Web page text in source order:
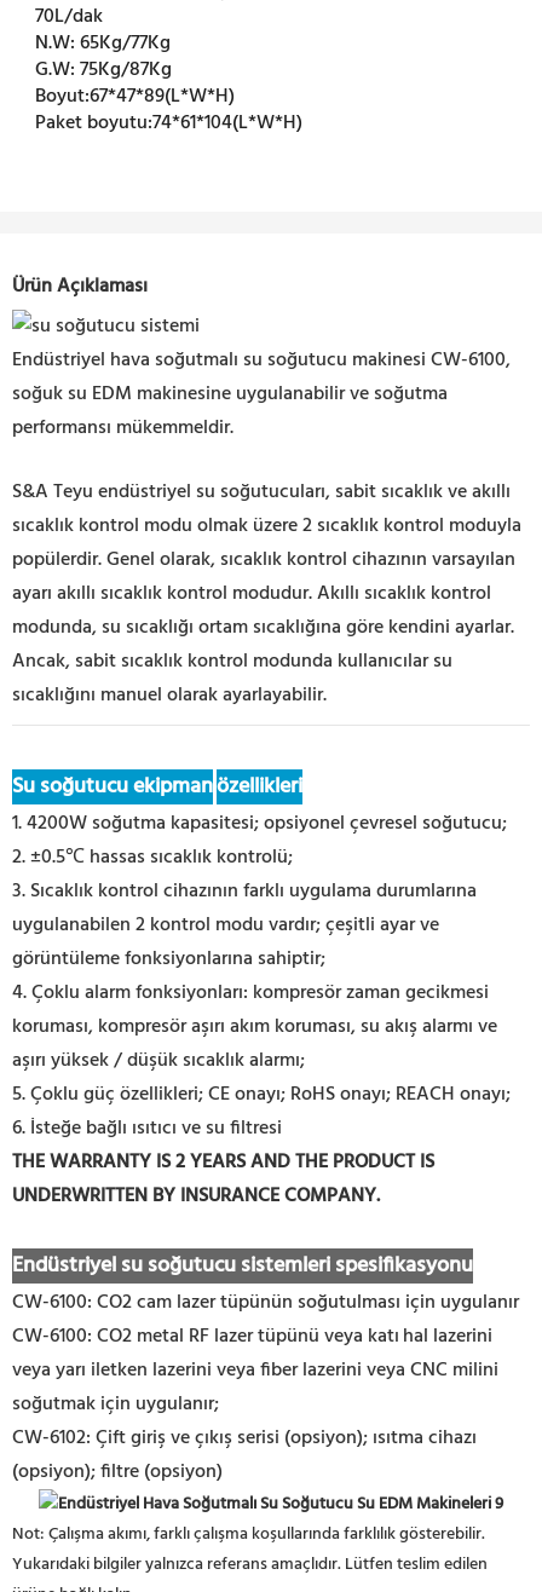
70L/dak
N.W:65Kg/77Kg
G.W:75Kg/87Kg
Boyut:67*47*89(L*W*H)
Paket boyutu:74*61*104(L*W*H)
Ürün Açıklaması
Endüstriyel hava soğutmalı su soğutucu makinesi CW-6100,
soğuk su EDM makinesine uygulanabilir ve soğutma
performansı mükemmeldir.
S&A Teyu endüstriyel su soğutucuları, sabit sıcaklık ve akıllı
sıcaklık kontrol modu olmak üzere 2 sıcaklık kontrol moduyla
popülerdir. Genel olarak, sıcaklık kontrol cihazının varsayılan
ayarı akıllı sıcaklık kontrol modudur. Akıllı sıcaklık kontrol
modunda, su sıcaklığı ortam sıcaklığına göre kendini ayarlar.
Ancak, sabit sıcaklık kontrol modunda kullanıcılar su
sıcaklığını manuel olarak ayarlayabilir.
Su soğutucu ekipmanözellikleri
1. 4200W soğutma kapasitesi; opsiyonel çevresel soğutucu;
2. ±0.5℃ hassas sıcaklık kontrolü;
3. Sıcaklık kontrol cihazının farklı uygulama durumlarına
uygulanabilen 2 kontrol modu vardır; çeşitli ayar ve
görüntüleme fonksiyonlarına sahiptir;
4. Çoklu alarm fonksiyonları: kompresör zaman gecikmesi
koruması, kompresör aşırı akım koruması, su akış alarmı ve
aşırı yüksek / düşük sıcaklık alarmı;
5. Çoklu güç özellikleri; CE onayı; RoHS onayı; REACH onayı;
6. İsteğe bağlı ısıtıcı ve su filtresi
THE WARRANTY IS 2 YEARS AND THE PRODUCT IS
UNDERWRITTEN BY INSURANCE COMPANY.
Endüstriyel su soğutucu sistemleri spesifikasyonu
CW-6100: CO2 cam lazer tüpünün soğutulması için uygulanır
CW-6100: CO2 metal RF lazer tüpünü veya katıhal lazerini
veya yarı iletken lazerini veya fiber lazerini veya CNC milini
soğutmak için uygulanır;
CW-6102: Çift giriş ve çıkış serisi (opsiyon); ısıtma cihazı
(opsiyon); filtre (opsiyon)
Not: Çalışma akımı, farklı çalışma koşullarında farklılık gösterebilir.
Yukarıdaki bilgiler yalnızca referans amaçlıdır. Lütfen teslim edilen